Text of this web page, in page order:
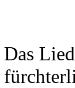
Das